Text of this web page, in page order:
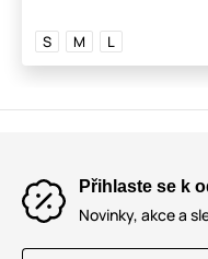
S M L
Přihlaste se k
Novinky, akce a